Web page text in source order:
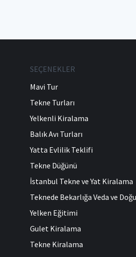
SEÇENEKLER
Mavi Tur
Tekne Turları
Yelkenli Kiralama
Balık Avı Turları
Yatta Evlilik Teklifi
Tekne Düğünü
İstanbul Tekne ve Yat Kiralama
Teknede Bekarlığa Veda ve
Yelken Eğitimi
Gulet Kiralama
Tekne Kiralama